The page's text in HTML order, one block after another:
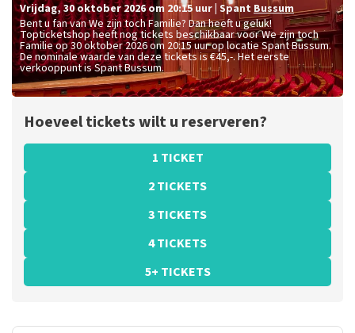
vrijdag, 30 oktober 2026 om 20:15 uur Spant Bussum
Bent u fan van We zijn toch Familie? Dan heeft u geluk!
Topticketshop heeft nog tickets beschikbaar voor We zijn toch
Familie op 30 oktober 2026 om 20:15 uur op locatie Spant Bussum.
De nominale waarde van deze tickets is€45,-. Het eerste
verkooppunt is Spant Bussum.
Hoeveel tickets wilt u reserveren?
1 TICKET
2 TICKETS
3 TICKETS
4 TICKETS
5+ TICKETS